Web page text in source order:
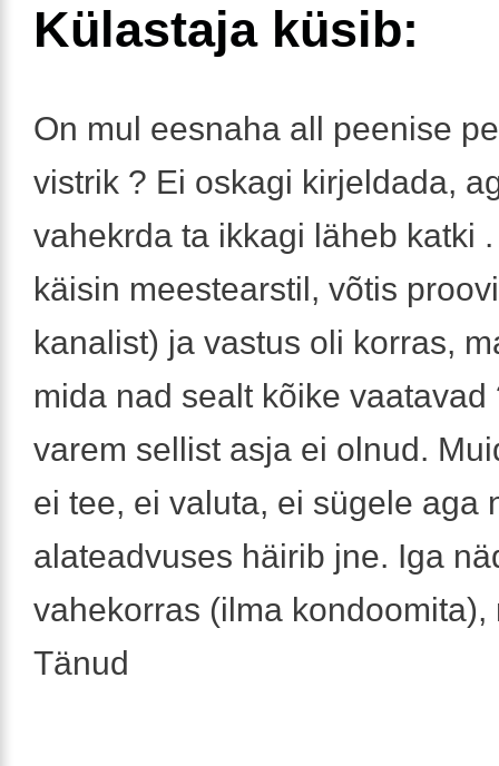
Külastaja küsib:
On mul eesnaha all peenise
vistrik ? Ei oskagi kirjeldada,
vahekrda ta ikkagi läheb katki
käisin meestearstil, võtis
kanalist) ja vastus oli korras,
mida nad sealt kõike vaatavad
varem sellist asja ei olnud.
ei tee, ei valuta, ei sügele aga
alateadvuses häirib jne. Iga
vahekorras (ilma kondoomita),
Tänud